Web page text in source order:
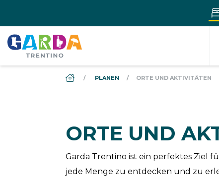
DS_BREADCRUMB.HOME
PLANEN ORTE UND AKTIVITÄTEN
ORTE UND
Garda Trentino ist ein perfektes Ziel
jede Menge zu entdecken und zu